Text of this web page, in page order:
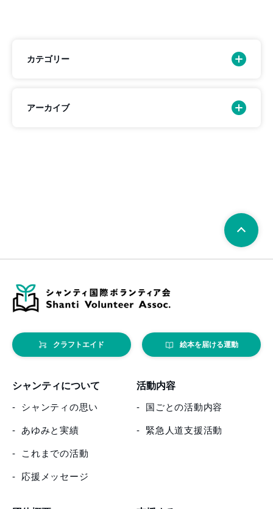
カテゴリー
アーカイブ
クラフトエイド 絵本を届ける運動
シャンティについて
シャンティの思い
あゆみと実績
これまでの活動
応援メッセージ
活動内容
国ごとの活動内容
緊急人道支援活動